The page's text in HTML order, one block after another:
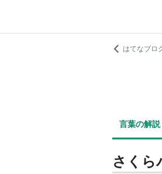
はてなブロ
言葉の解説
さくら